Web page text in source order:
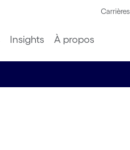
Carrières
Insights À propos